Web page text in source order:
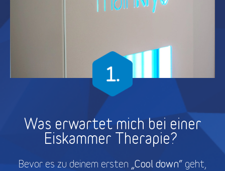
Was erwartet mich bei einer
Eiskammer Therapie?
Bevor es zu deinem ersten „Cool down“ geht,